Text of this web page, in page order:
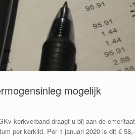
mogelijk
kerkverband draagt u bij aan de
per kerklid. Per 1 januari 2020 is dit €